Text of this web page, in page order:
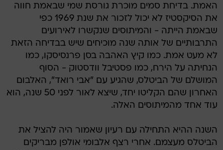
האמת. בדיחת סמים מוכרת גורסת שמי שבאמת חווה
את הסיקסטיז לא יכול לזכור את שנת 1969 כפי
שבאמת הייתה - והמיתוסים שנקשרו לאירועים
התרבותיים של אותה שנה מוכיחים שיש בבדיחה הזאת
לא מעט אמת. כמו קיץ האהבה בסן פרנסיסקו, כמו
הנחיתה על הירח, כמו פסטיבל וודסטוק - הסוף
המושלם של הביטלס, שהגיע עם "אבי רואד", האלבום
האחרון שהם הקליטו יחד, שיצא לאור לפני 50 שנה, הוא
עוד אחד מהמיתוסים האלה.
השנה ההיא התחילה עם רעיון שאמור היה להציל את
הביטלס מעצמם. אחרי רצף אלבומי אולפן מבריקים